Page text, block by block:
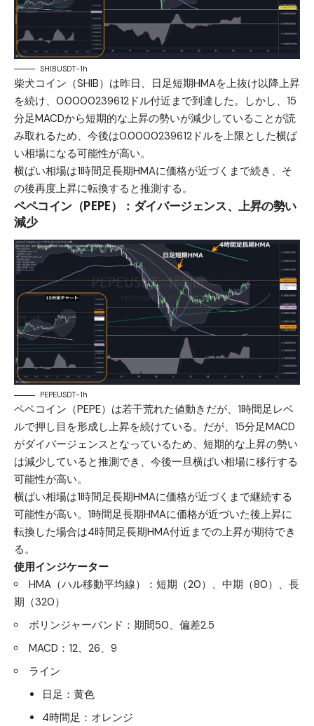
SHIBUSDT-1h
柴犬コイン（SHIB）は昨日、日足短期HMAを上抜け以降上昇
を続け、0.0000239612ドル付近まで到達した。しかし、15
分足MACDから短期的な上昇の勢いが減少していることが読
み取れるため、今後は0.0000239612ドルを上限とした横ば
い相場になる可能性が高い。
横ばい相場は1時間足長期HMAに価格が近づくまで続き、そ
の後再度上昇に転換すると推測する。
ペペコイン（PEPE）：ダイバージェンス、上昇の勢い
減少
PEPEUSDT-1h
ペペコイン（PEPE）は若干荒れた値動きだが、1時間足レベ
ルで押し目を形成し上昇を続けている。だが、15分足MACD
がダイバージェンスとなっているため、短期的な上昇の勢い
は減少していると推測でき、今後一旦横ばい相場に移行する
可能性が高い。
横ばい相場は1時間足長期HMAに価格が近づくまで継続する
可能性が高い。1時間足長期HMAに価格が近づいた後上昇に
転換した場合は4時間足長期HMA付近までの上昇が期待でき
る。
使用インジケーター
HMA（ハル移動平均線）：短期（20）、中期（80）、長
期（320）
ボリンジャーバンド：期間50、偏差2.5
MACD：12、26、9
ライン
日足：黄色
4時間足：オレンジ